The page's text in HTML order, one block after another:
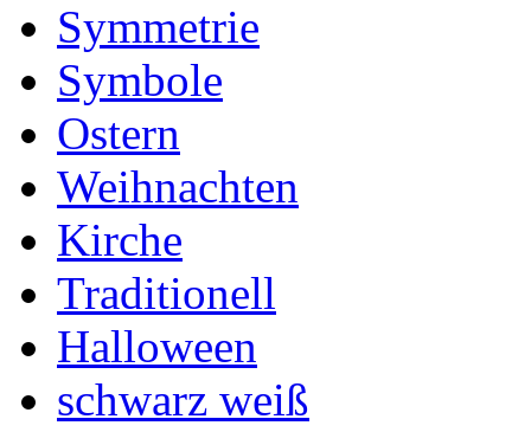
Symmetrie
Symbole
Ostern
Weihnachten
Kirche
Traditionell
Halloween
schwarz weiß